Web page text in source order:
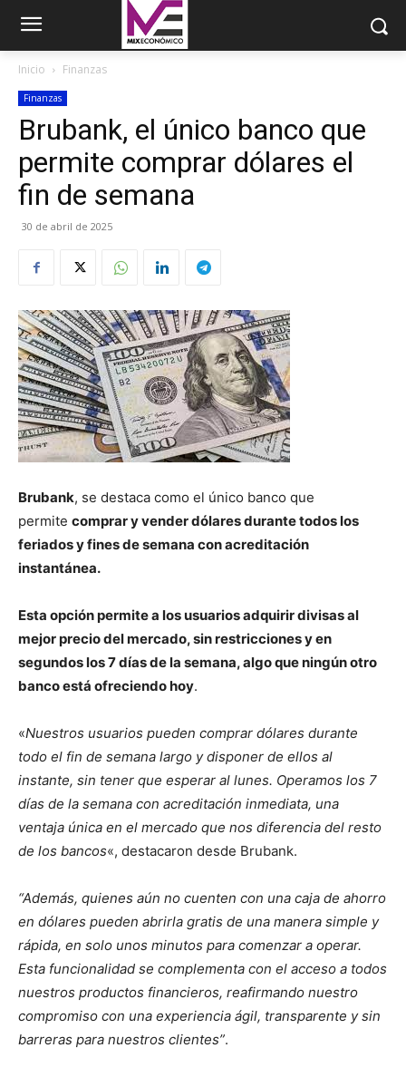
Inicio Finanzas
Finanzas
Brubank, el único banco que
permite comprar dólares el
fin de semana
30 de abril de 2025
Brubank, se destaca como el único banco que
permite comprar y vender dólares durante todos los
feriados y fines de semana con acreditación
instantánea.
Esta opción permite a los usuarios adquirir divisas al
mejor precio del mercado, sin restricciones y en
segundos los 7 días de la semana, algo que ningún otro
banco está ofreciendo hoy.
«Nuestros usuarios pueden comprar dólares durante
todo el fin de semana largo y disponer de ellos al
instante, sin tener que esperar al lunes. Operamos los 7
días de la semana con acreditación inmediata, una
ventaja única en el mercado que nos diferencia del resto
de los bancos«, destacaron desde Brubank.
“Además, quienes aún no cuenten con una caja de ahorro
en dólares pueden abrirla gratis de una manera simple y
rápida, en solo unos minutos para comenzar a operar.
Esta funcionalidad se complementa con el acceso a todos
nuestros productos financieros, reafirmando nuestro
compromiso con una experiencia ágil, transparente y sin
barreras para nuestros clientes”.